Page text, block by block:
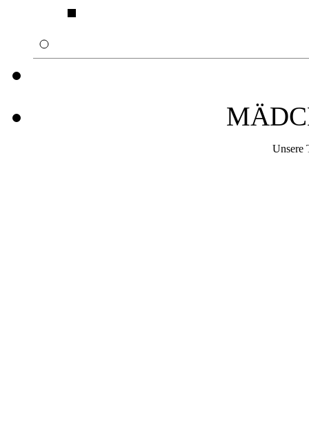
Unsere